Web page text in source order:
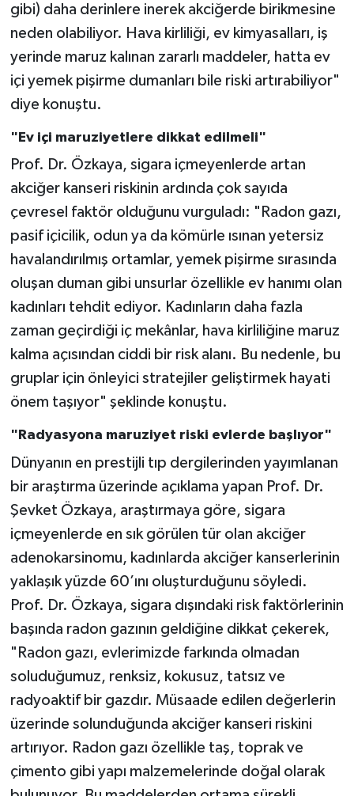
gibi) daha derinlere inerek akciğerde birikmesine
neden olabiliyor. Hava kirliliği, ev kimyasalları, iş
yerinde maruz kalınan zararlı maddeler, hatta ev
içi yemek pişirme dumanları bile riski artırabiliyor"
diye konuştu.
"Ev içi maruziyetlere dikkat edilmeli"
Prof. Dr. Özkaya, sigara içmeyenlerde artan
akciğer kanseri riskinin ardında çok sayıda
çevresel faktör olduğunu vurguladı: "Radon gazı,
pasif içicilik, odun ya da kömürle ısınan yetersiz
havalandırılmış ortamlar, yemek pişirme sırasında
oluşan duman gibi unsurlar özellikle ev hanımı olan
kadınları tehdit ediyor. Kadınların daha fazla
zaman geçirdiği iç mekânlar, hava kirliliğine maruz
kalma açısından ciddi bir risk alanı. Bu nedenle, bu
gruplar için önleyici stratejiler geliştirmek hayati
önem taşıyor" şeklinde konuştu.
"Radyasyona maruziyet riski evlerde başlıyor"
Dünyanın en prestijli tıp dergilerinden yayımlanan
bir araştırma üzerinde açıklama yapan Prof. Dr.
Şevket Özkaya, araştırmaya göre, sigara
içmeyenlerde en sık görülen tür olan akciğer
adenokarsinomu, kadınlarda akciğer kanserlerinin
yaklaşık yüzde 60’ını oluşturduğunu söyledi.
Prof. Dr. Özkaya, sigara dışındaki risk faktörlerinin
başında radon gazının geldiğine dikkat çekerek,
"Radon gazı, evlerimizde farkında olmadan
soluduğumuz, renksiz, kokusuz, tatsız ve
radyoaktif bir gazdır. Müsaade edilen değerlerin
üzerinde solunduğunda akciğer kanseri riskini
artırıyor. Radon gazı özellikle taş, toprak ve
çimento gibi yapı malzemelerinde doğal olarak